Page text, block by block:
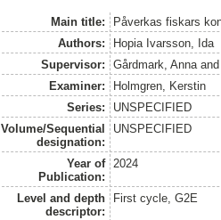
Main title:
Påverkas fiskars
Authors:
Hopia Ivarsson, Ida
Supervisor:
Gårdmark, Anna
Examiner:
Holmgren, Kerstin
Series:
UNSPECIFIED
Volume/Sequential
designation:
UNSPECIFIED
Year of
Publication:
2024
Level and depth
descriptor:
First cycle, G2E